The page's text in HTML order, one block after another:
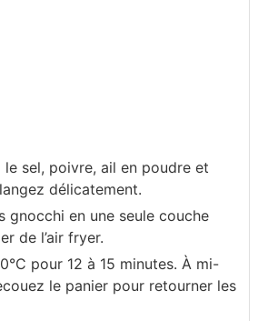
le sel, poivre, ail en poudre et
délicatement.
gnocchi en une seule couche
de l’air fryer.
pour 12 à 15 minutes. À mi-
le panier pour retourner les